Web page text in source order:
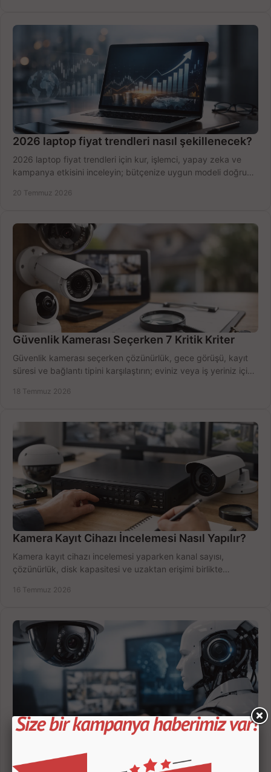
2026 laptop fiyat trendleri nasıl şekillenecek?
2026 laptop fiyat trendleri için kur, işlemci, yapay zeka ve
kampanya etkisini inceleyin; bütçenize uygun modeli doğru
20 Temmuz 2026
Güvenlik Kamerası Seçerken 7 Kritik Kriter
Güvenlik kamerası seçerken çözünürlük, gece görüşü, kayıt
süresi ve bağlantı tipini karşılaştırın; eviniz veya iş yeriniz için
18 Temmuz 2026
Kamera Kayıt Cihazı İncelemesi Nasıl Yapılır?
Kamera kayıt cihazı incelemesi yaparken kanal sayısı,
çözünürlük, disk kapasitesi ve uzaktan erişimi birlikte
16 Temmuz 2026
Yapay Zekalı Güvenlik Kameraları Nasıl Seçilir?
Yapay zekalı güvenlik kameraları; insan, araç ve hareket
ayrımıyla daha az yanlış uyarı sunar. Ev ve iş yeriniz için doğru